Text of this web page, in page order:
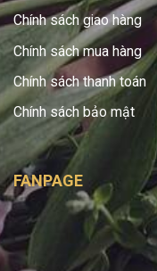
Chính sách giao hàng
Chính sách mua hàng
Chính sách thanh toán
Chính sách bảo mật
FANPAGE